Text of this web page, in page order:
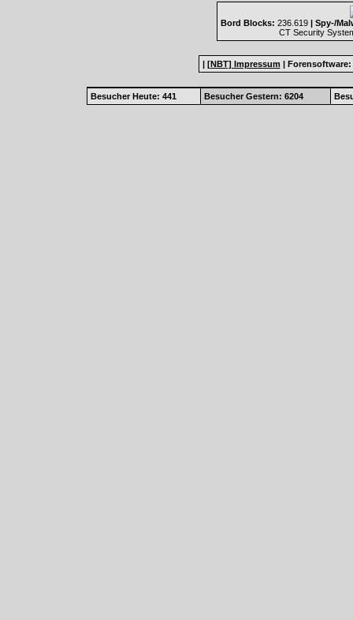
Bord Blocks: 236.619 | Spy-/
CT Security
| [NBT] Impressum | Forensoftware:
Besucher Heute: 441 Besucher Gestern: 6204